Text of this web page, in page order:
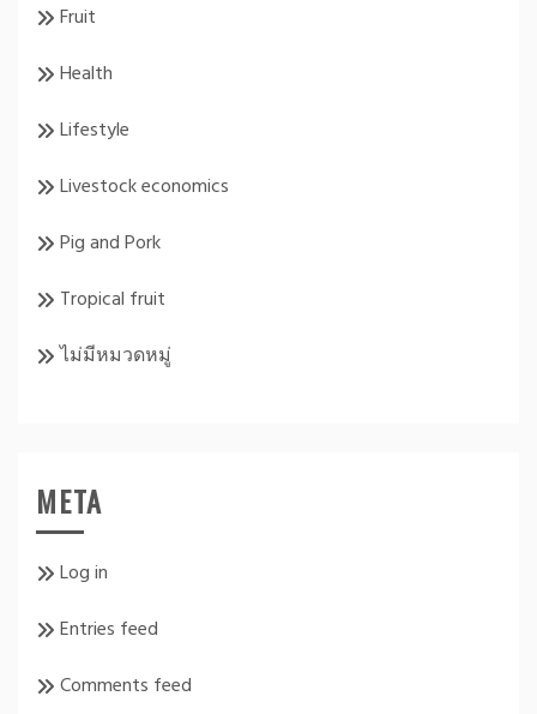
Fruit
Health
Lifestyle
Livestock economics
Pig and Pork
Tropical fruit
ไม่มีหมวดหมู่
META
Log in
Entries feed
Comments feed